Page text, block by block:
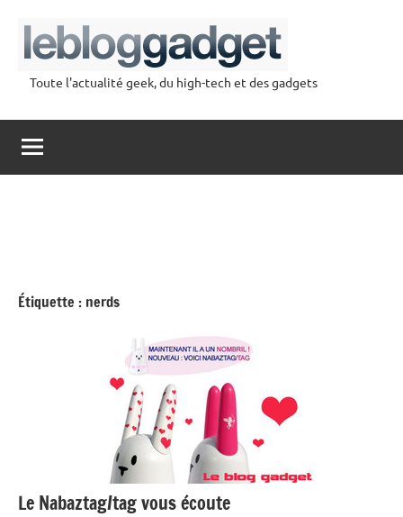
contenu
Toute l'actualité geek, du high-tech et des gadgets
Étiquette : nerds
Le Nabaztag/tag vous écoute